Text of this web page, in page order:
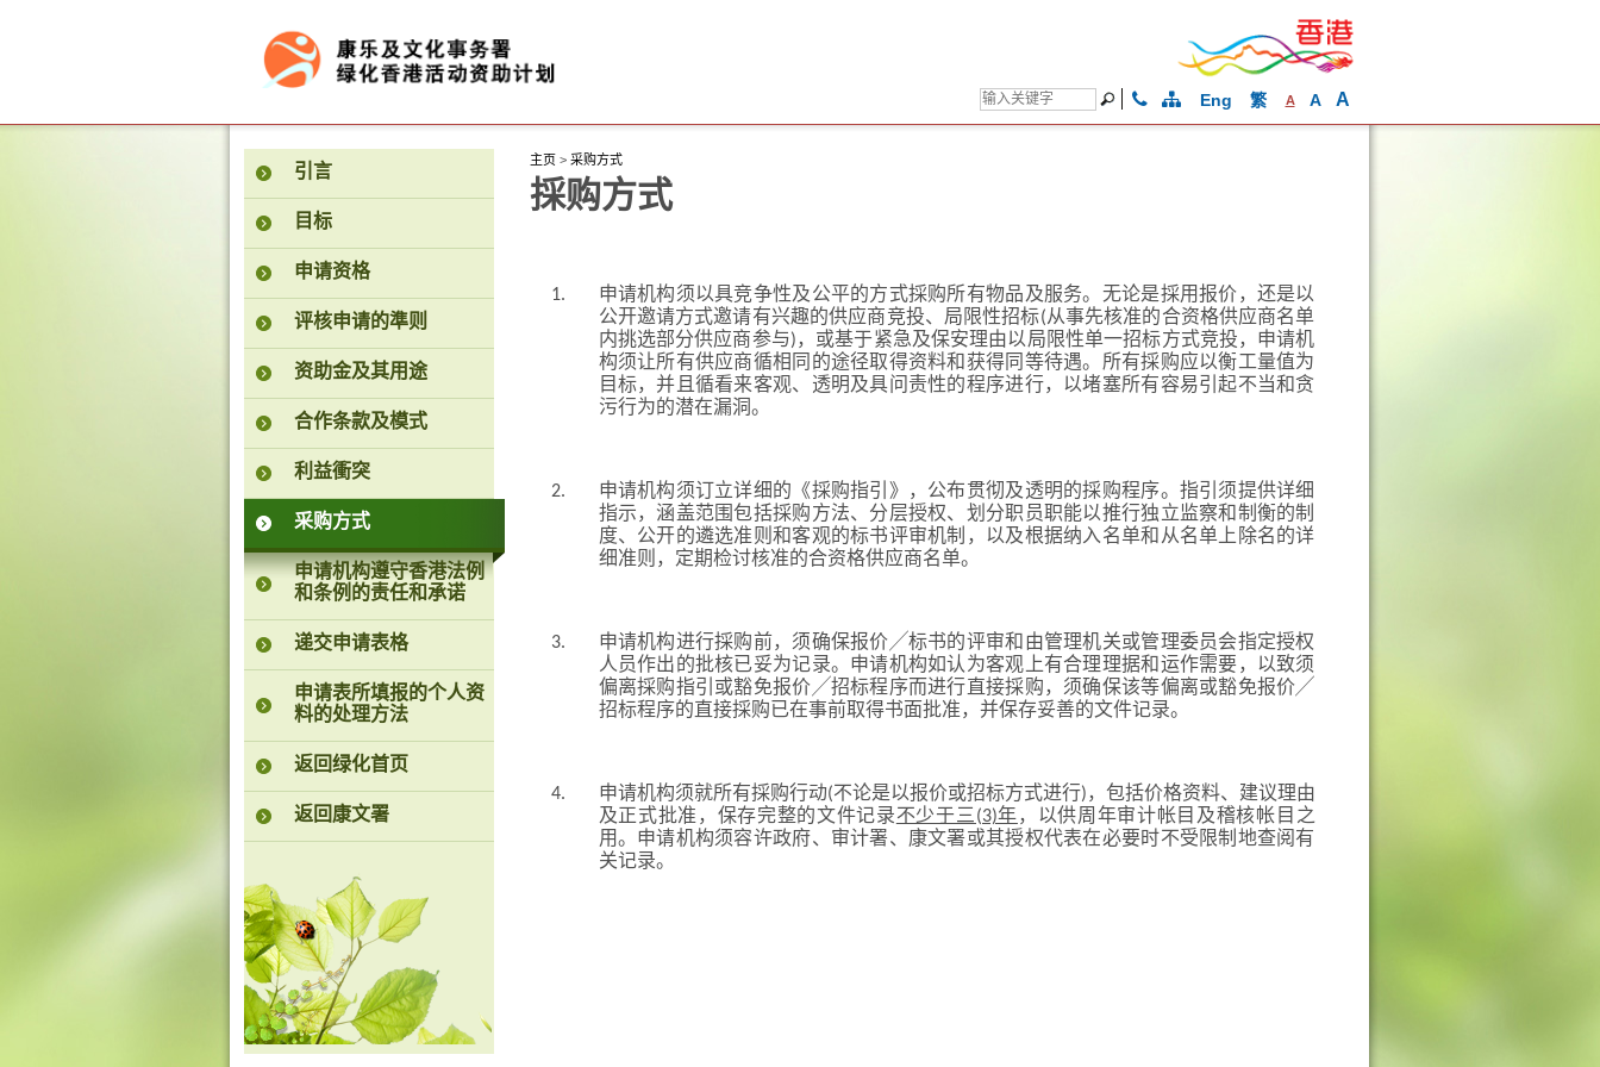
Eng 繁 A A A
按“Tab”进入菜单
引言
目标
申请资格
评核申请的準则
资助金及其用途
合作条款及模式
利益衝突
采购方式
申请机构遵守香港法例
和条例的责任和承诺
递交申请表格
申请表所填报的个人资
料的处理方法
返回绿化首页
返回康文署
主页> 采购方式
採购方式
1.
申请机构须以具竞争性及公平的方式採购所有物品及服务。无论是採用报价，还是以
公开邀请方式邀请有兴趣的供应商竞投、局限性招标(从事先核准的合资格供应商名单
内挑选部分供应商参与)，或基于紧急及保安理由以局限性单一招标方式竞投，申请机
构须让所有供应商循相同的途径取得资料和获得同等待遇。所有採购应以衡工量值为
目标，并且循看来客观、透明及具问责性的程序进行，以堵塞所有容易引起不当和贪
污行为的潜在漏洞。
2.
申请机构须订立详细的《採购指引》，公布贯彻及透明的採购程序。指引须提供详细
指示，涵盖范围包括採购方法、分层授权、划分职员职能以推行独立监察和制衡的制
度、公开的遴选准则和客观的标书评审机制，以及根据纳入名单和从名单上除名的详
细准则，定期检讨核准的合资格供应商名单。
3.
申请机构进行採购前，须确保报价╱标书的评审和由管理机关或管理委员会指定授权
人员作出的批核已妥为记录。申请机构如认为客观上有合理理据和运作需要，以致须
偏离採购指引或豁免报价╱招标程序而进行直接採购，须确保该等偏离或豁免报价╱
招标程序的直接採购已在事前取得书面批准，并保存妥善的文件记录。
4.
申请机构须就所有採购行动(不论是以报价或招标方式进行)，包括价格资料、建议理由
及正式批准，保存完整的文件记录不少于三(3)年，以供周年审计帐目及稽核帐目之
用。申请机构须容许政府、审计署、康文署或其授权代表在必要时不受限制地查阅有
关记录。